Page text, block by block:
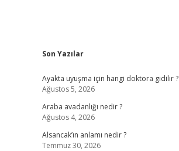
Sidebar
Son Yazılar
Ayakta uyuşma için hangi doktora gidilir ?
Ağustos 5, 2026
Araba avadanlığı nedir ?
Ağustos 4, 2026
Alsancak’ın anlamı nedir ?
Temmuz 30, 2026